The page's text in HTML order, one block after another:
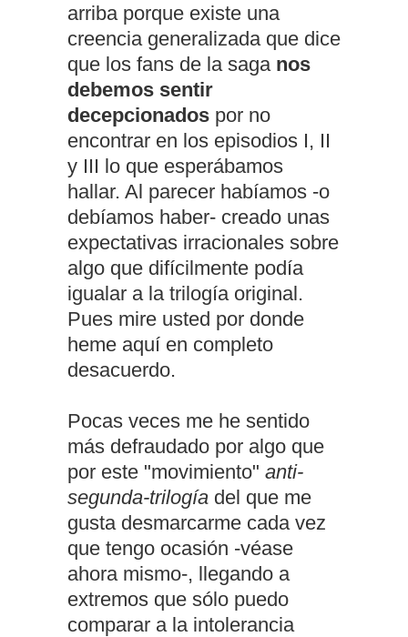
arriba porque existe una
creencia generalizada que dice
que los fans de la saga nos
debemos sentir
decepcionados por no
encontrar en los episodios I, II
y III lo que esperábamos
hallar. Al parecer habíamos -o
debíamos haber- creado unas
expectativas irracionales sobre
algo que difícilmente podía
igualar a la trilogía original.
Pues mire usted por donde
heme aquí en completo
desacuerdo.
Pocas veces me he sentido
más defraudado por algo que
por este "movimiento" anti-
segunda-trilogía del que me
gusta desmarcarme cada vez
que tengo ocasión -véase
ahora mismo-, llegando a
extremos que sólo puedo
comparar a la intolerancia